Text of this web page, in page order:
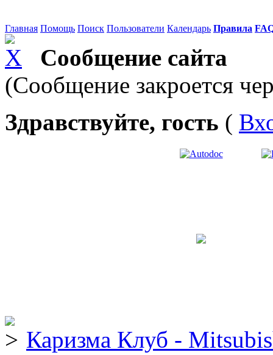
Главная Помощь Поиск Пользователи Календарь Правила
Сообщение сайта
(Сообщение закроется
Здравствуйте, гость (
Каризма Клуб -